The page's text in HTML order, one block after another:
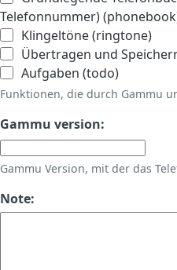
Telefonnummer)
Klingeltöne (ringtone)
Übertragen und
Aufgaben (todo)
Funktionen, die durch Gammu
Gammu version:
Gammu Version, mit der das
Note: